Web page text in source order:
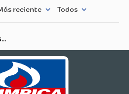
reciente Todos